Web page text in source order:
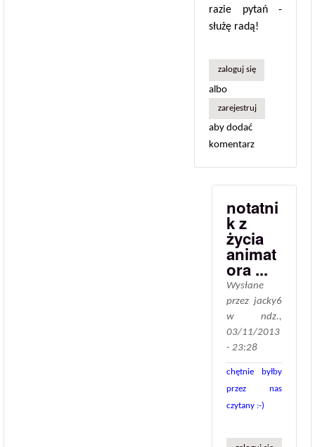
razie pytań -
służę radą!
zaloguj się
albo
zarejestruj
aby dodać
komentarz
notatni
k z
życia
animat
ora ...
Wysłane
przez jacky6
w ndz.,
03/11/2013
- 23:28
chętnie byłby
przez nas
czytany :-)